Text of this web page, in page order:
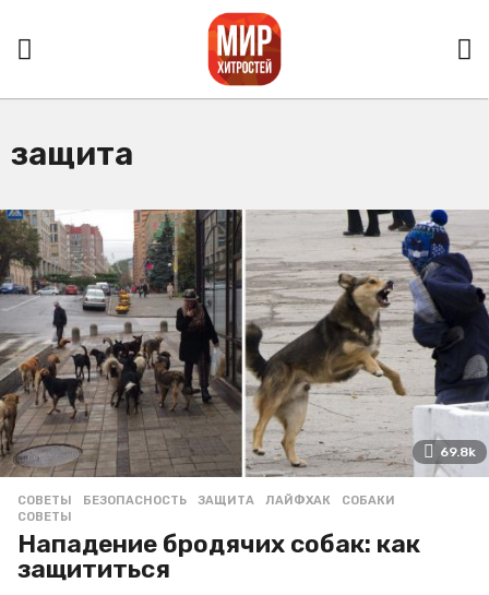
защита
69.8k
СОВЕТЫ БЕЗОПАСНОСТЬ ,ЗАЩИТА ,ЛАЙФХАК ,СОБАКИ
СОВЕТЫ
Нападение бродячих собак: как
защититься